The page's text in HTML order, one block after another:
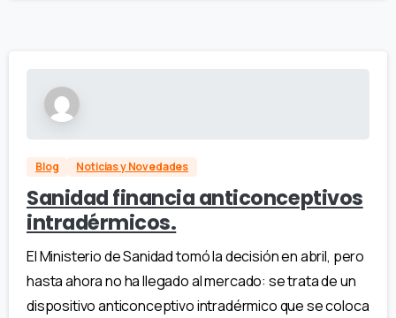
Blog Noticias y Novedades
Sanidad financia anticonceptivos
intradérmicos.
El Ministerio de Sanidad tomó la decisión en abril, pero
hasta ahora no ha llegado al mercado: se trata de un
dispositivo anticonceptivo intradérmico que se coloca